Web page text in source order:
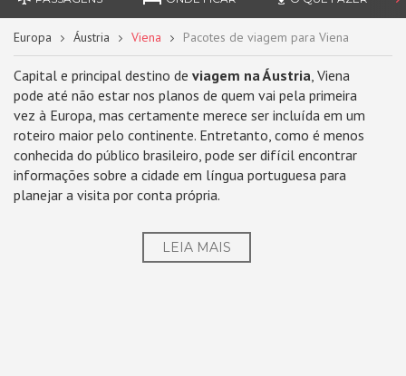
Europa Áustria Viena Pacotes de viagem para Viena
Capital e principal destino de viagem na Áustria, Viena
pode até não estar nos planos de quem vai pela primeira
vez à Europa, mas certamente merece ser incluída em um
roteiro maior pelo continente. Entretanto, como é menos
conhecida do público brasileiro, pode ser difícil encontrar
informações sobre a cidade em língua portuguesa para
planejar a visita por conta própria.
LEIA MAIS